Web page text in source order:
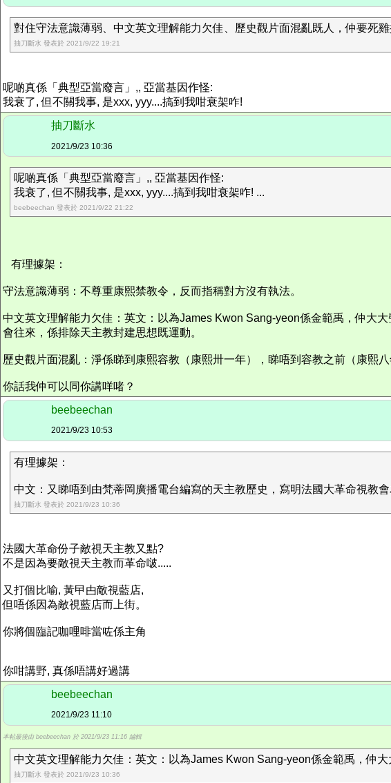
對住守法意識薄弱、中文英文理解能力欠佳、歷史觀片面混亂既人，仲要死
抽刀斷水 發表於 2021/9/22 19:21
呢啲真係「典型亞當廢言」,, 亞當基因作怪:
我衰了, 但不關我事, 是xxx, yyy....搞到我咁衰架咋!
抽刀斷水
2021/9/23 10:36
呢啲真係「典型亞當廢言」,, 亞當基因作怪:
我衰了, 但不關我事, 是xxx, yyy....搞到我咁衰架咋! ...
beebeechan 發表於 2021/9/22 21:22
有理據架：
守法意識薄弱：不尊重康熙禁教令，反而指稱對方沒有執法。
中文英文理解能力欠佳：英文：以為James Kwon Sang-yeon係金範禹，仲大
會往來，係排除天主教封建思想既運動。
歷史觀片面混亂：淨係睇到康熙容教（康熙卅一年），睇唔到容教之前（康熙
你話我仲可以同你講咩啫？
beebeechan
2021/9/23 10:53
有理據架：
中文：又睇唔到由梵蒂岡廣播電台編寫的天主教歷史，寫明法國大革命視教
抽刀斷水 發表於 2021/9/23 10:36
法國大革命份子敵視天主教又點?
不是因為要敵視天主教而革命啵.....
又打個比喻, 黃曱甴敵視藍店,
但唔係因為敵視藍店而上街。
你將個臨記咖哩啡當咗係主角
你咁講野, 真係唔講好過講
beebeechan
2021/9/23 11:10
本帖最後由 beebeechan 於 2021/9/23 11:16 編輯
中文英文理解能力欠佳：英文：以為James Kwon Sang-yeon係金範禹，仲大
抽刀斷水 發表於 2021/9/23 10:36